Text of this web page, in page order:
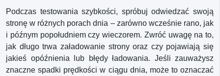
Podczas testowania szybkości, spróbuj odwiedzać swoją
stronę w różnych porach dnia – zarówno wcześnie rano, jak
i późnym popołudniem czy wieczorem. Zwróć uwagę na to,
jak długo trwa załadowanie strony oraz czy pojawiają się
jakieś opóźnienia lub błędy ładowania. Jeśli zauważysz
znaczne spadki prędkości w ciągu dnia, może to oznaczać